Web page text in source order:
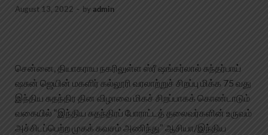
August 13, 2022 - byadmin
சென்னை, தியாகராய நகரிலுள்ள ஸ்ரீ ஷங்கர்லால் சுந்தர்பாய்
ஷசுன் ஜெயின் மகளிர் கல்லூரி வரலாற்றுச் சிறப்பு மிக்க 75 வது
இந்திய சுதந்திர தின விழாவை மிகச் சிறப்பாகக் கொண்டாடும்
வகையில் “இந்திய சுதந்திரப் போராட்டத் தலைவர்களின் உருவம்
அச்சிடப்பெற்ற முகக் கவசம் அணிந்து” ஆசியா/இந்திய